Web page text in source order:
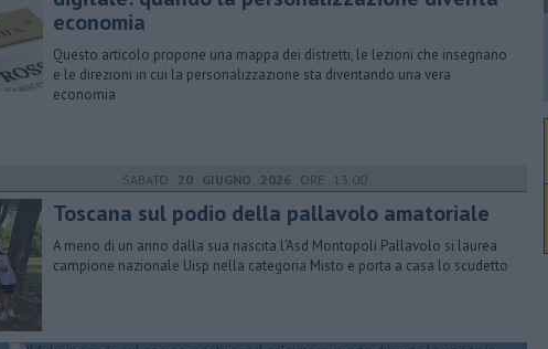
economia
Questo articolo propone una mappa dei distretti, le lezioni che insegnano
e le direzioni in cui la personalizzazione sta diventando una vera
economia
SABATO 20 GIUGNO 2026 ORE 13:00
Toscana sul podio della pallavolo amatoriale
A meno di un anno dalla sua nascita l'Asd Montopoli Pallavolo si laurea
campione nazionale Uisp nella categoria Misto e porta a casa lo scudetto